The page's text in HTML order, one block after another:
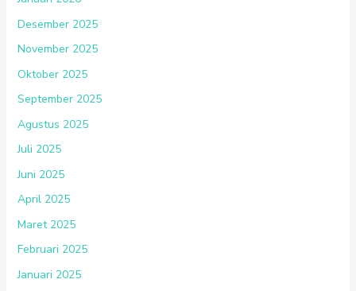
Desember 2025
November 2025
Oktober 2025
September 2025
Agustus 2025
Juli 2025
Juni 2025
April 2025
Maret 2025
Februari 2025
Januari 2025